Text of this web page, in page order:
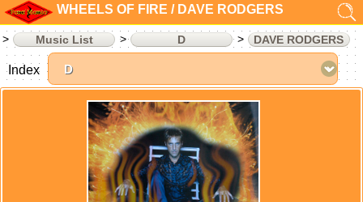
WHEELS OF FIRE / DAVE RODGERS
Music List D DAVE RODGERS
Index